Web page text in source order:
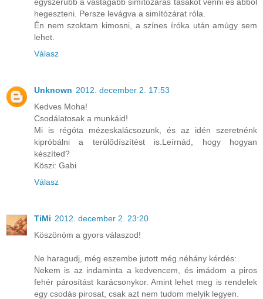
hegeszteni. Persze levágva a simítózárat róla.
Én nem szoktam kimosni, a színes íróka után amúgy sem
lehet.
Válasz
Unknown 2012. december 2. 17:53
Kedves Moha!
Csodálatosak a munkáid!
Mi is régóta mézeskalácsozunk, és az idén szeretnénk
kipróbálni a terülődíszítést is.Leírnád, hogy hogyan
készíted?
Köszi: Gabi
Válasz
TiMi 2012. december 2. 23:20
Köszönöm a gyors válaszod!
Ne haragudj, még eszembe jutott még néhány kérdés:
Nekem is az indaminta a kedvencem, és imádom a piros
fehér párosítást karácsonykor. Amint lehet meg is rendelek
egy csodás pirosat, csak azt nem tudom melyik legyen.